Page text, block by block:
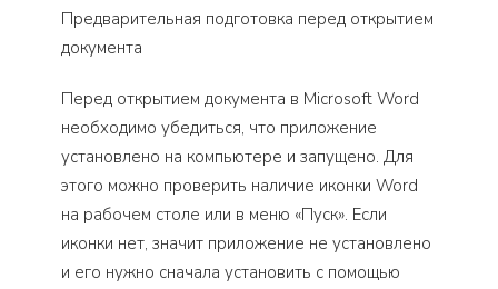
Предварительная подготовка перед открытием
документа
Перед открытием документа в Microsoft Word
необходимо убедиться, что приложение
установлено на компьютере и запущено. Для
этого можно проверить наличие иконки Word
на рабочем столе или в меню «Пуск». Если
иконки нет, значит приложение не установлено
и его нужно сначала установить с помощью